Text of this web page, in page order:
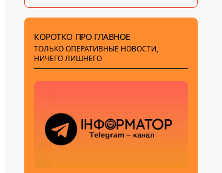
КОРОТКО ПРО ГЛАВНОЕ
ТОЛЬКО ОПЕРАТИВНЫЕ НОВОСТИ,
НИЧЕГО ЛИШНЕГО